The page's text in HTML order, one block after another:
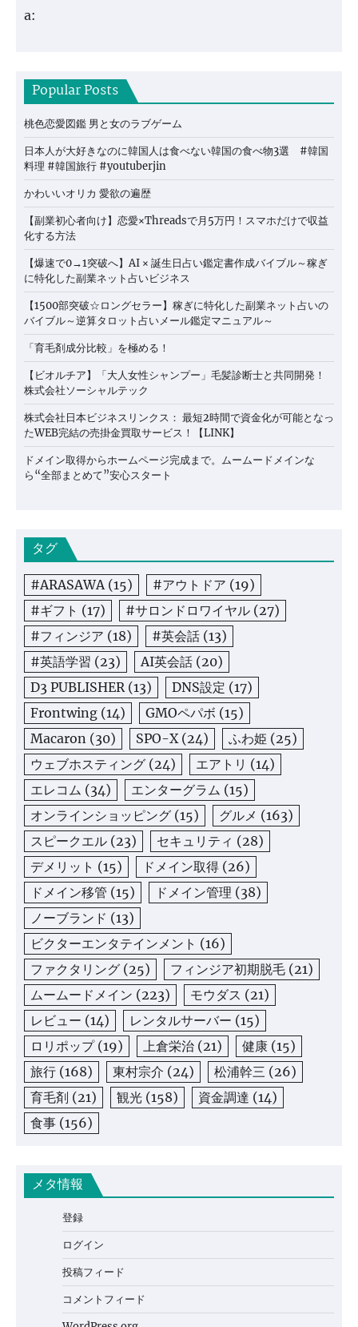
a:
Popular Posts
桃色恋愛図鑑 男と女のラブゲーム
日本人が大好きなのに韓国人は食べない韓国の食べ物3選 #韓国
料理 #韓国旅行 #youtuberjin
かわいいオリカ 愛欲の遍歴
【副業初心者向け】恋愛×Threadsで月5万円！スマホだけで収益
化する方法
【爆速で0→1突破へ】AI × 誕生日占い鑑定書作成バイブル～稼ぎ
に特化した副業ネット占いビジネス
【1500部突破☆ロングセラー】稼ぎに特化した副業ネット占いの
バイブル～逆算タロット占いメール鑑定マニュアル～
「育毛剤成分比較」を極める！
【ビオルチア】「大人女性シャンプー」毛髪診断士と共同開発！
株式会社ソーシャルテック
株式会社日本ビジネスリンクス： 最短2時間で資金化が可能となっ
たWEB完結の売掛金買取サービス！【LINK】
ドメイン取得からホームページ完成まで。ムームードメインな
ら“全部まとめて”安心スタート
タグ
#ARASAWA (15) #アウトドア (19)
#ギフト (17) #サロンドロワイヤル (27)
#フィンジア (18) #英会話 (13)
#英語学習 (23) AI英会話 (20)
D3 PUBLISHER (13) DNS設定 (17)
Frontwing (14) GMOペパボ (15)
Macaron (30) SPO-X (24) ふわ姫 (25)
ウェブホスティング (24) エアトリ (14)
エレコム (34) エンターグラム (15)
オンラインショッピング (15) グルメ (163)
スピークエル (23) セキュリティ (28)
デメリット (15) ドメイン取得 (26)
ドメイン移管 (15) ドメイン管理 (38)
ノーブランド (13)
ビクターエンタテインメント (16)
ファクタリング (25) フィンジア初期脱毛 (21)
ムームードメイン (223) モウダス (21)
レビュー (14) レンタルサーバー (15)
ロリポップ(19) 上倉栄治 (21) 健康 (15)
旅行 (168) 東村宗介 (24) 松浦幹三 (26)
育毛剤 (21) 観光 (158) 資金調達 (14)
食事 (156)
メタ情報
登録
ログイン
投稿フィード
コメントフィード